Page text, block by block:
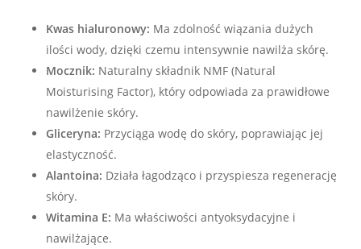
Kwas hialuronowy: Ma zdolność wiązania dużych
ilości wody, dzięki czemu intensywnie nawilża skórę.
Mocznik: Naturalny składnik NMF (Natural
Moisturising Factor), który odpowiada za prawidłowe
nawilżenie skóry.
Gliceryna: Przyciąga wodę do skóry, poprawiając jej
elastyczność.
Alantoina: Działa łagodząco i przyspiesza regenerację
skóry.
Witamina E: Ma właściwości antyoksydacyjne i
nawilżające.